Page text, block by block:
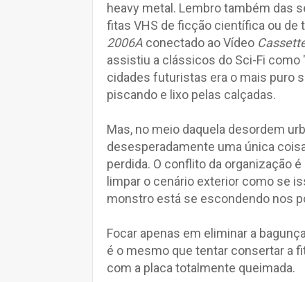
heavy metal. Lembro também das
fitas VHS de ficção científica ou
2006A conectado ao Vídeo
assistiu a clássicos do Sci-Fi como
cidades futuristas era o mais puro
piscando e lixo pelas calçadas.
Mas, no meio daquela desordem
desesperadamente uma única
perdida. O conflito da organização
limpar o cenário exterior como se
monstro está se escondendo nos
Focar apenas em eliminar a
é o mesmo que tentar consertar a
com a placa totalmente queimada.